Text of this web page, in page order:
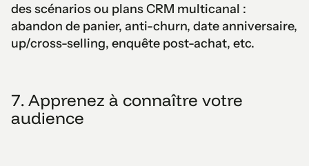
des scénarios ou plans CRM multicanal :
abandon de panier, anti-churn, date anniversaire,
up/cross-selling, enquête post-achat, etc.
7. Apprenez à connaître votre
audience